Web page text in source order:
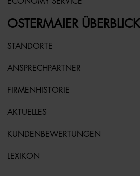
OSTERMAIER ÜBERBLICK
STANDORTE
ANSPRECHPARTNER
FIRMENHISTORIE
AKTUELLES
KUNDENBEWERTUNGEN
LEXIKON